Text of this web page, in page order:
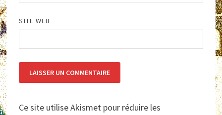
SITE WEB
Ce site utilise Akismet pour réduire les